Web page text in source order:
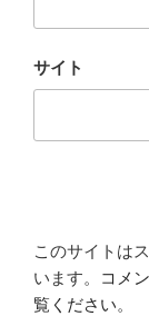
サイト
このサイトは
います。
コメ
覧ください。